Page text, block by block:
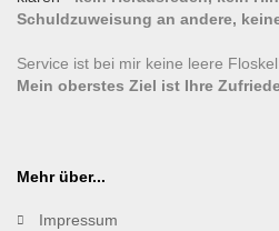
Schuldzuweisung an andere,
Service ist bei mir keine leere
Mein oberstes Ziel ist Ihre
Mehr über...
Impressum